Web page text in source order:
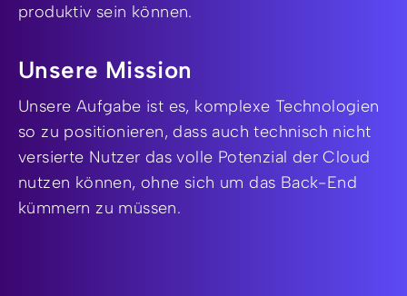
produktiv sein können.
Unsere Mission
Unsere Aufgabe ist es, komplexe Technologien
so zu positionieren, dass auch technisch nicht
versierte Nutzer das volle Potenzial der Cloud
nutzen können, ohne sich um das Back-End
kümmern zu müssen.